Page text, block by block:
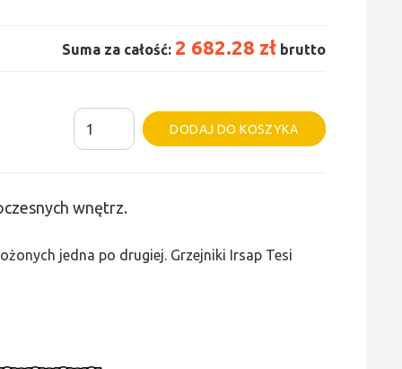
Suma za całość: 2 682.28 zł brutto
ilość
Grzejnik
-
DODAJ DO KOSZYKA
Alternative:
wnętrz.
jedna po drugiej. Grzejniki Irsap Tesi